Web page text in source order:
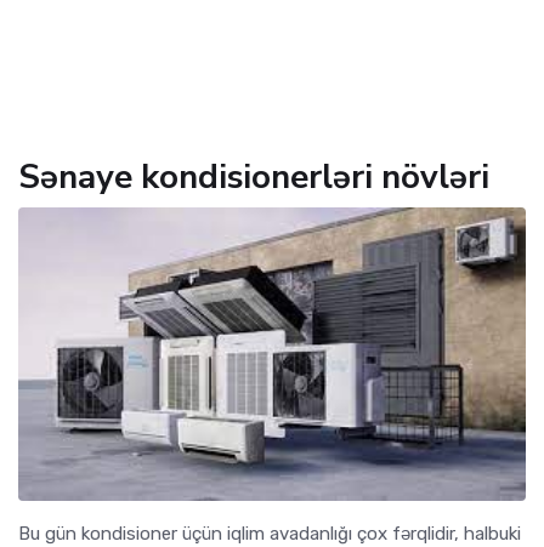
Sənaye kondisionerləri növləri
Bu gün kondisioner üçün iqlim avadanlığı çox fərqlidir, halbuki